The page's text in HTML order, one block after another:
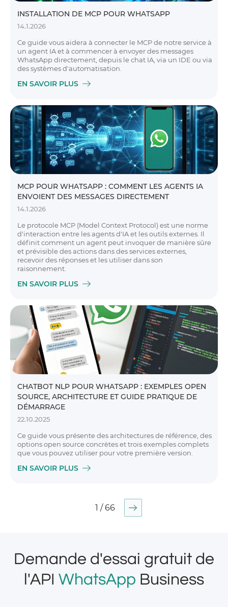
INSTALLATION DE MCP POUR WHATSAPP
14.1.2026
Ce guide vous aidera à connecter le MCP de notre service à
un agent IA et à commencer à envoyer des messages
WhatsApp directement, depuis le chat IA, via un IDE ou via
des systèmes d'automatisation.
EN SAVOIR PLUS
MCP POUR WHATSAPP : COMMENT LES AGENTS IA
ENVOIENT DES MESSAGES DIRECTEMENT
14.1.2026
Le protocole MCP (Model Context Protocol) est une norme
d'interaction entre les agents d'IA et les outils externes. Il
définit comment un agent peut invoquer de manière sûre
et prévisible des actions dans des services externes,
recevoir des réponses et les utiliser dans son
raisonnement.
EN SAVOIR PLUS
CHATBOT NLP POUR WHATSAPP : EXEMPLES OPEN
SOURCE, ARCHITECTURE ET GUIDE PRATIQUE DE
DÉMARRAGE
22.10.2025
Ce guide vous présente des architectures de référence, des
options open source concrètes et trois exemples complets
que vous pouvez utiliser pour votre première version.
EN SAVOIR PLUS
1 / 66
Demande d'essai gratuit de
l'API WhatsApp Business